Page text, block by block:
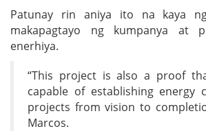
Patunay rin aniya ito na kaya
makapagtayo ng kumpanya at
enerhiya.
“This project is also a proof
capable of establishing energy
projects from vision to
Marcos.